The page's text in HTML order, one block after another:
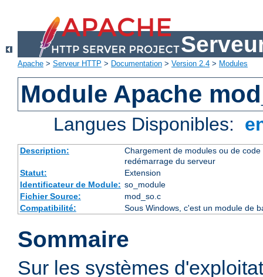
Apache > Serveur HTTP > Documentation > Version 2.4 > Modules
Module Apache
Langues Disponibles:
Description:
Chargement de modules ou de
redémarrage du serveur
Statut:
Extension
Identificateur de Module: so_module
Fichier Source:
mod_so.c
Compatibilité:
Sous Windows, c'est un module de
Sommaire
Sur les systèmes